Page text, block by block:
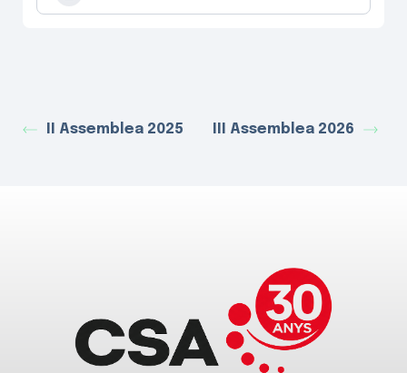
II Assemblea 2025 III Assemblea 2026